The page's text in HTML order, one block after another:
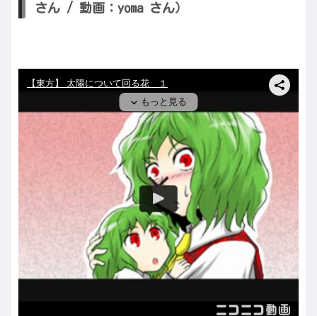
さん / 動画：yoma さん）